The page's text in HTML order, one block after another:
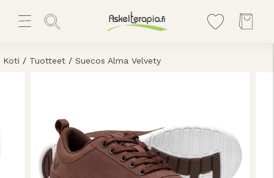
Koti / Tuotteet / Suecos Alma Velvety